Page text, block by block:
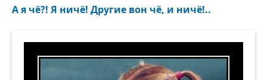
А я чё?! Я ничё! Другие вон чё, и ничё!..